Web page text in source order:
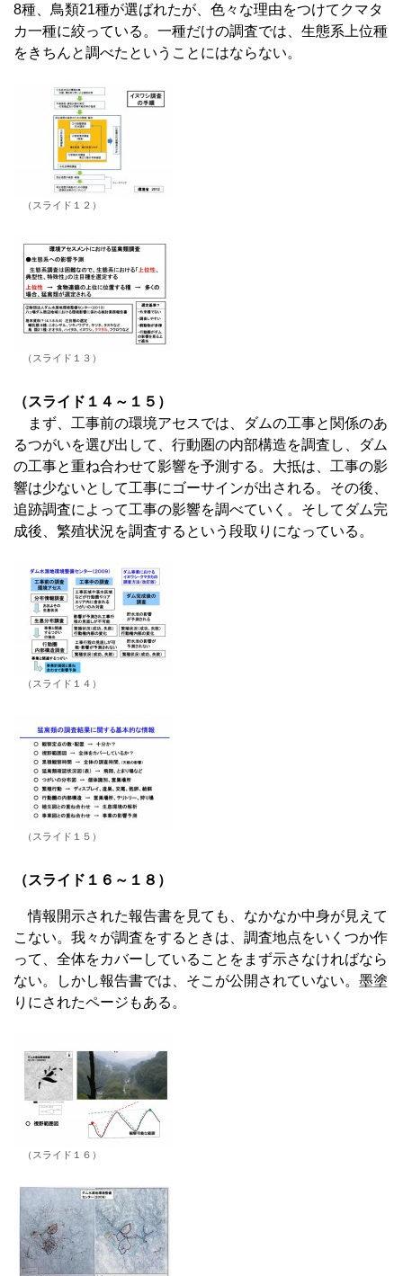
8種、鳥類21種が選ばれたが、色々な理由をつけてクマタ
カ一種に絞っている。一種だけの調査では、生態系上位種
をきちんと調べたということにはならない。
（スライド１２）
（スライド１３）
（スライド１４～１５）
まず、工事前の環境アセスでは、ダムの工事と関係のあ
るつがいを選び出して、行動圏の内部構造を調査し、ダム
の工事と重ね合わせて影響を予測する。大抵は、工事の影
響は少ないとして工事にゴーサインが出される。その後、
追跡調査によって工事の影響を調べていく。そしてダム完
成後、繁殖状況を調査するという段取りになっている。
（スライド１４）
（スライド１５）
（スライド１６～１８）
情報開示された報告書を見ても、なかなか中身が見えて
こない。我々が調査をするときは、調査地点をいくつか作
って、全体をカバーしていることをまず示さなければなら
ない。しかし報告書では、そこが公開されていない。墨塗
りにされたページもある。
（スライド１６）